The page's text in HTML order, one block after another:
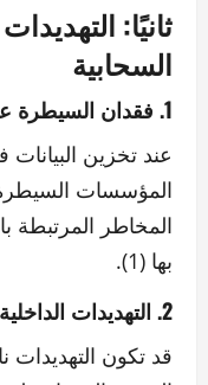
ثانيًا:
السحابية
1. فقدان السيطرة على البيانات
عند تخزين
المؤسسات السيطرة
المخاطر المرتبطة
بها (1).
2. التهديدات الداخلية
قد تكون